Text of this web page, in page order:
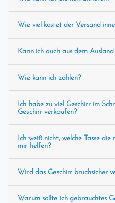
Wie viel kostet der Versand
Kann ich auch aus dem
Wie kann ich zahlen?
Ich habe zu viel Geschirr im
Geschirr verkaufen?
Ich weiß nicht, welche Tasse
mir helfen?
Wird das Geschirr bruchsicher
Warum sollte ich gebrauchtes